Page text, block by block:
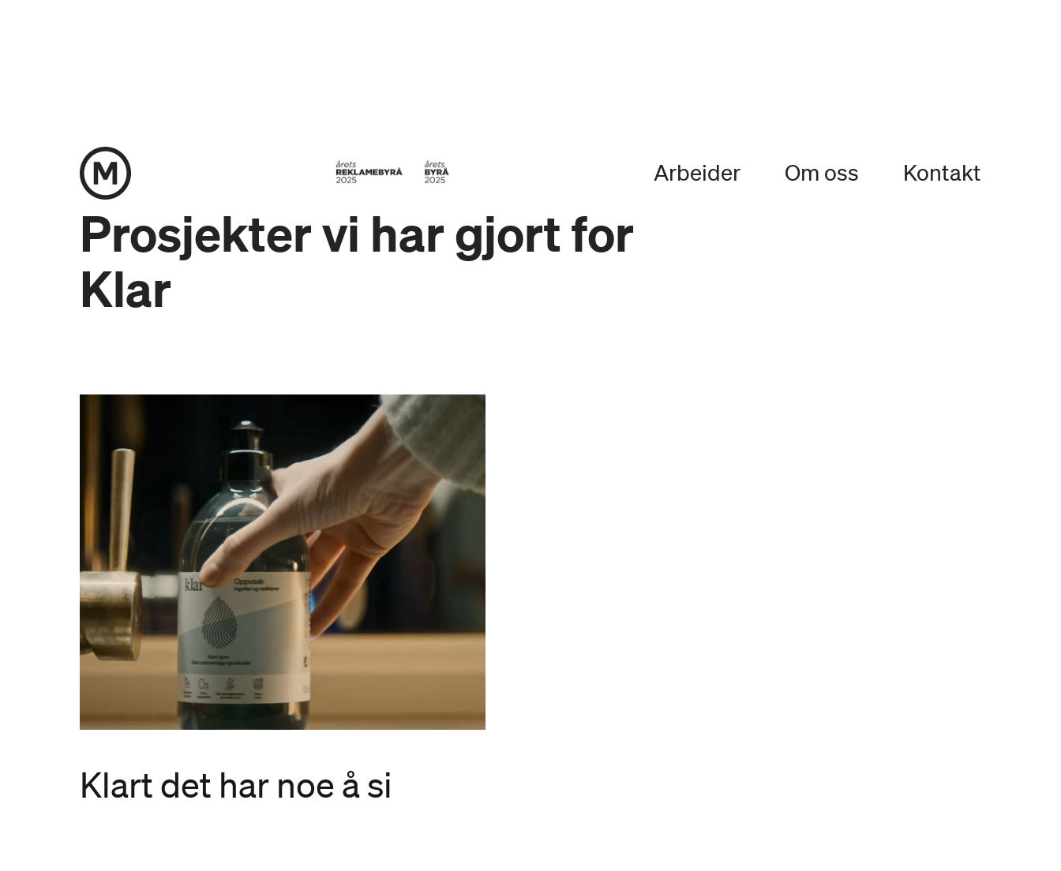
Arbeider Om oss Kontakt
Prosjekter vi har gjort for
Klar
Klart det har noe å si